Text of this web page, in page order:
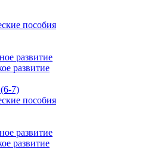
пособия
развитие
развитие
7)
пособия
развитие
развитие